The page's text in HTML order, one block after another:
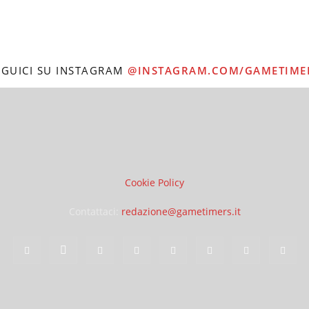
SU INSTAGRAM @INSTAGRAM.COM/
Cookie Policy
redazione@gametimers.it